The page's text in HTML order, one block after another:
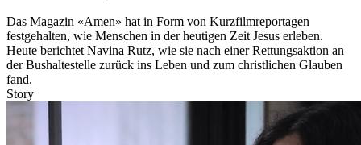
Das Magazin «Amen» hat in Form von Kurzfilmreportagen
festgehalten, wie Menschen in der heutigen Zeit Jesus erleben.
Heute berichtet Navina Rutz, wie sie nach einer Rettungsaktion an
der Bushaltestelle zurück ins Leben und zum christlichen Glauben
fand.
Story